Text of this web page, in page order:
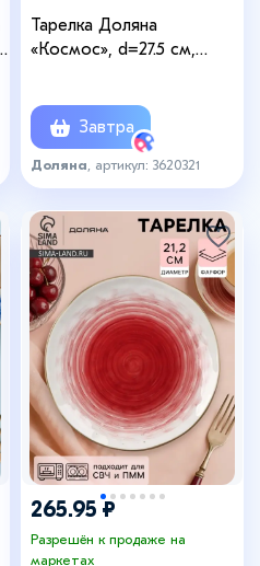
Тарелка Доляна
«Космос», d=27.5 см,
Завтра
Доляна , артикул: 3620321
265.95 ₽
Разрешён к продаже на
маркетах